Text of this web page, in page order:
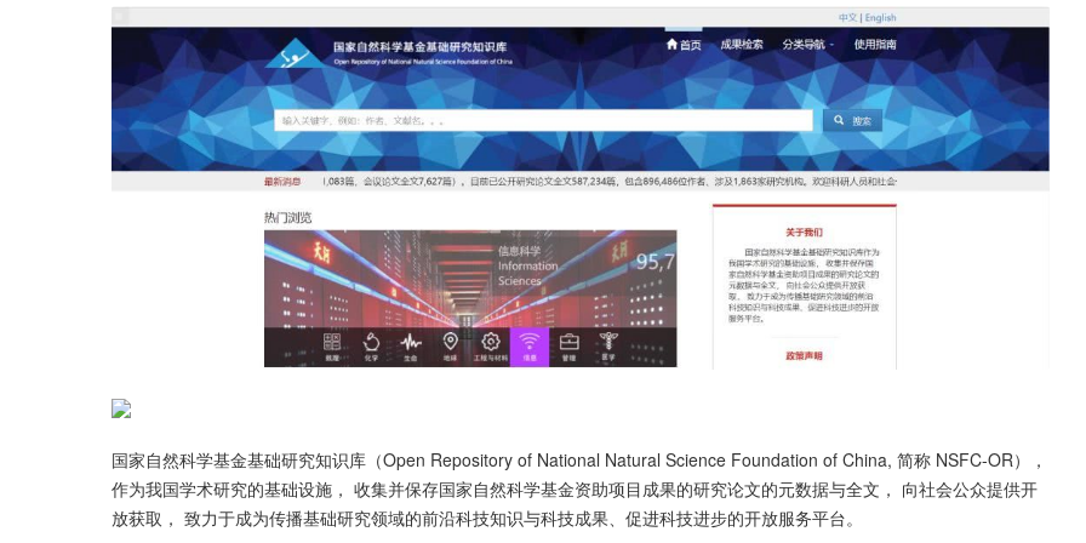
国家自然科学基金基础研究知识库（Open Repository of National Natural Science Foundation of China, 简称 NSFC-OR），
作为我国学术研究的基础设施， 收集并保存国家自然科学基金资助项目成果的研究论文的元数据与全文， 向社会公众提供开
放获取， 致力于成为传播基础研究领域的前沿科技知识与科技成果、促进科技进步的开放服务平台。